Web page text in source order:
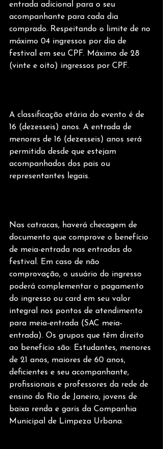
entrada adicional para o seu
acompanhante para cada dia
comprado. Respeitando o limite de no
máximo 04 ingressos por dia de
festival em seu CPF. Máximo de 28
(vinte e oito) ingressos por CPF.
A classificação etária do evento é de
16 (dezesseis) anos. A entrada de
menores de 16 (dezesseis) anos será
permitida desde que estejam
acompanhados dos pais ou
representantes legais.
Nas catracas, haverá checagem de
documento que comprove o benefício
de meia-entrada nas entradas do
festival. Em caso de não
comprovação, o usuário do ingresso
poderá complementar o pagamento
do ingresso ou card em seu valor
integral nos pontos de atendimento
para meia-entrada (SAC meia-
entrada). Os grupos que têm direito
ao benefício são: Estudantes, menores
de 21 anos, maiores de 60 anos,
deficientes e seu acompanhante,
profissionais e professores da rede de
ensino do Rio de Janeiro, jovens de
baixa renda e garis da Companhia
Municipal de Limpeza Urbana.